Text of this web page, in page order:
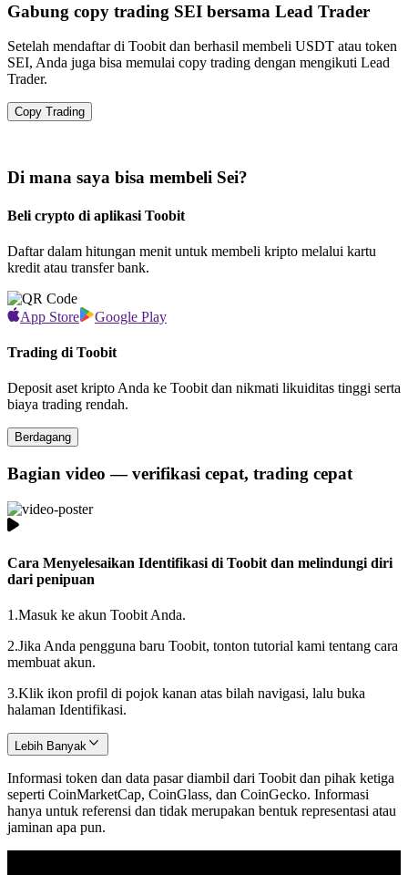
Gabung copy trading SEI bersama Lead Trader
Setelah mendaftar di Toobit dan berhasil membeli USDT atau token
SEI, Anda juga bisa memulai copy trading dengan mengikuti Lead
Trader.
Copy Trading
Di mana saya bisa membeli Sei?
Beli crypto di aplikasi Toobit
Daftar dalam hitungan menit untuk membeli kripto melalui kartu
kredit atau transfer bank.
App Store Google Play
Trading di Toobit
Deposit aset kripto Anda ke Toobit dan nikmati likuiditas tinggi serta
biaya trading rendah.
Berdagang
Bagian video — verifikasi cepat, trading cepat
Cara Menyelesaikan Identifikasi di Toobit dan melindungi diri
dari penipuan
1.Masuk ke akun Toobit Anda.
2.Jika Anda pengguna baru Toobit, tonton tutorial kami tentang cara
membuat akun.
3.Klik ikon profil di pojok kanan atas bilah navigasi, lalu buka
halaman Identifikasi.
Lebih Banyak
Informasi token dan data pasar diambil dari Toobit dan pihak ketiga
seperti CoinMarketCap, CoinGlass, dan CoinGecko. Informasi
hanya untuk referensi dan tidak merupakan bentuk representasi atau
jaminan apa pun.